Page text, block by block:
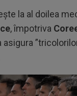
la al doilea
, împotriva